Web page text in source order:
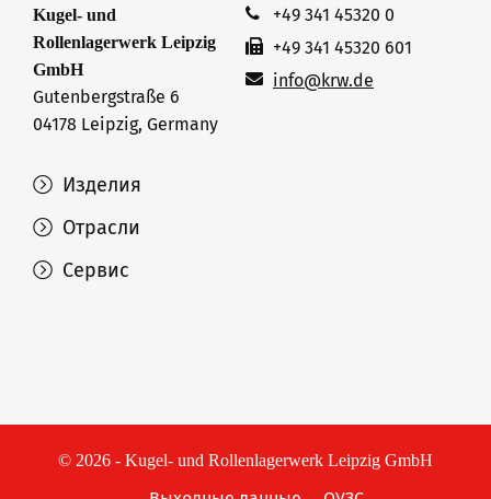
Изделия
Отрасли
Сервис
Kugel- und
Rollenlagerwerk Leipzig
GmbH
Gutenbergstraße 6
04178 Leipzig, Germany
+49 341 45320 0
+49 341 45320 601
info@krw.de
© 2026 - Kugel- und Rollenlagerwerk Leipzig GmbH